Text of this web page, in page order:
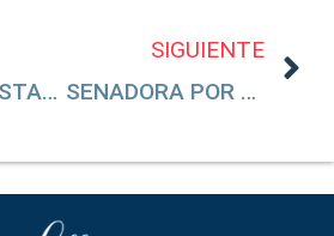
“MÉXICO Y ESTADOS UNIDOS PODRÍAN COLABORAR”
SIGUIENTE
SENADORA POR DEBER CÍVICO